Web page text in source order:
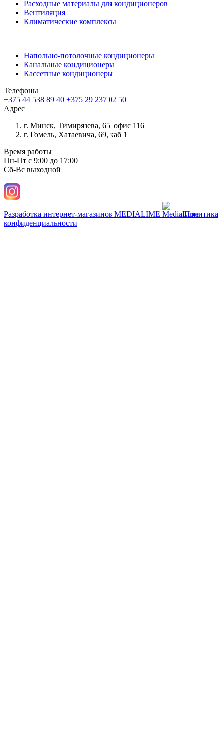
Расходные материалы для кондиционеров
Вентиляция
Климатические комплексы
Напольно-потолочные кондиционеры
Канальные кондиционеры
Кассетные кондиционеры
Телефоны
+375 44 538 89 40 +375 29 237 02 50
Адрес
г. Минск, Тимирязева, 65, офис 116
г. Гомель, Хатаевича, 69, каб 1
Время работы
Пн-Пт с 9:00 до 17:00
Сб-Вс выходной
Разработка интернет-магазинов MEDIALIME
Политика
конфиденциальности